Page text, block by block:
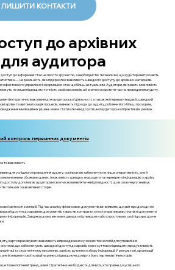
ЛИШИТИ КОНТАКТИ
до архівних
аудитора
доступ до інформації стає не просто зручністю, а необхідністю. Чи знали ви, що аудитори витрачають
— це реальність, яка підкреслює важливість швидкого доступу до архівних матеріалів.
ефективного управління інформацією стає ще більш актуальним. Аудитори, які мають можливість
не лише підвищити точність своїх висновків, а й значно скоротити час на проведення аудиту.
є критично важливим для аудиторської діяльності, а також які переваги надає їх швидкий
архіви та автоматизація процесів, змінюють підходи до аудиту, роблячи його більш прозорим,
інноваційних рішень може стати ключем до успішної аудиторської практики в умовах
контроль первинних документів
та важливість
для успішного проведення аудиту, оскільки він забезпечує не лише оперативність, але й
величезними обсягами даних, і можливість швидко знаходити та перевіряти інформацію з архіву
доступу допомагає аудиторам своєчасно виявляти невідповідності, що в свою чергу знижує
та інших зацікавлених сторін.
звітності компанії. Під час аналізу фінансових документів він виявляє, що звіт про доходи не
доступ до архівних документів, таких як контракти з постачальниками, платіжні документи
інформацію. Завдяки цьому він може швидко підтвердити або спростувати свої підозри, що не
варто враховувати важливість впровадження сучасних технологій для управління
системи, що забезпечують швидкий доступ до архівів, може суттєво підвищити продуктивність
та стратегічному мисленню, замість рутинного збору інформації. У результаті, організації
й зміцнити свої позиції на ринку, підвищуючи довіру з боку партнерів і інвесторів.
тренд, але й стратегічна необхідність для всіх, хто прагне до успішного